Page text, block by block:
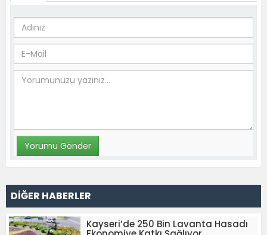
DİĞER HABERLER
Kayseri’de 250 Bin Lavanta Hasadı